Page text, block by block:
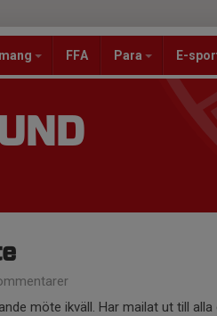
FFA Para E-
möte ikväll. Har mailat ut till alla